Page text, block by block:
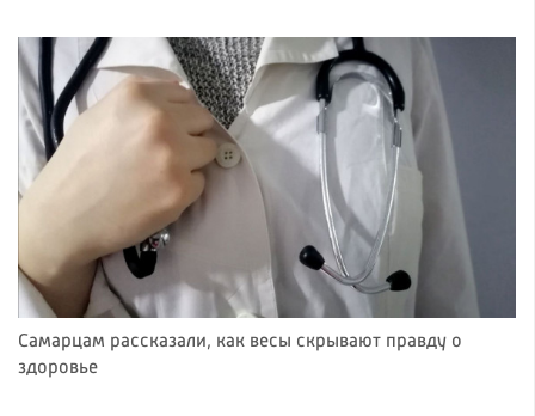
Самарцам рассказали, как весы скрывают правду о
здоровье